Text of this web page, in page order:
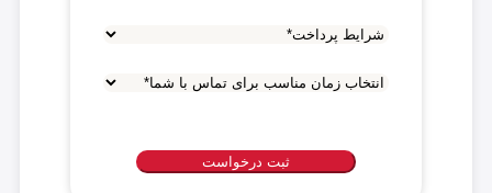
شرایط
پرداخت
انتخاب
مناسب
برای